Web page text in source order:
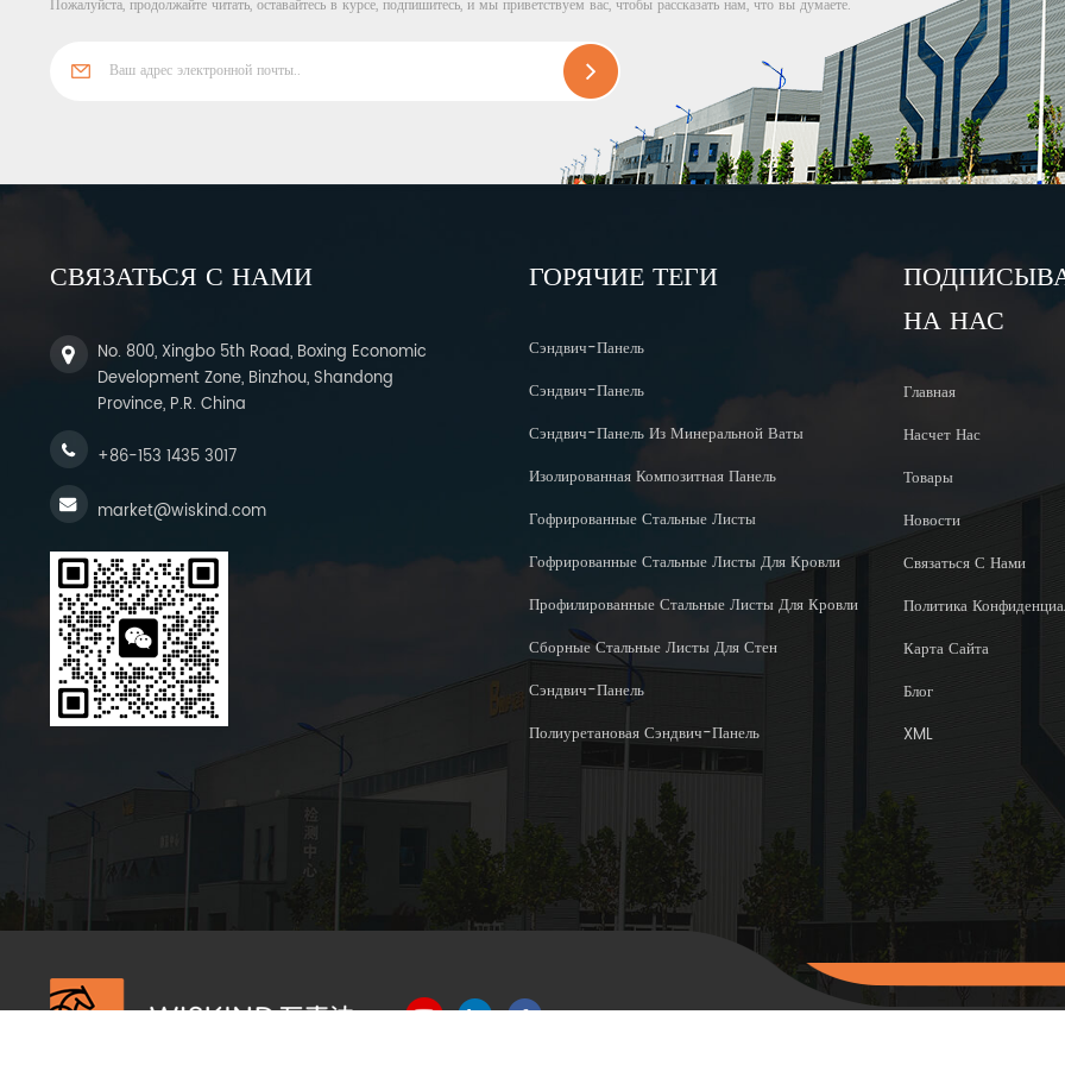
Пожалуйста, продолжайте читать, оставайтесь в курсе, подпишитесь, и мы приветствуем вас, чтобы рассказать нам, что вы думаете.
СВЯЗАТЬСЯ С НАМИ
No. 800, Xingbo 5th Road, Boxing Economic
Development Zone, Binzhou, Shandong
Province, P.R. China
+86-153 1435 3017
market@wiskind.com
ГОРЯЧИЕ ТЕГИ
Сэндвич-Панель
Сэндвич-Панель
Сэндвич-Панель Из Минеральной Ваты
Изолированная Композитная Панель
Гофрированные Стальные Листы
Гофрированные Стальные Листы Для Кровли
Профилированные Стальные Листы Для Кровли
Сборные Стальные Листы Для Стен
Сэндвич-Панель
Полиуретановая Сэндвич-Панель
НА НАС
Главная
Насчет Нас
Товары
Новости
Связаться С Нами
Политика
Карта Сайта
Блог
XML